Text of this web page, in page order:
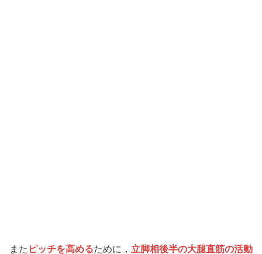
また ピッチを高めるために， 立脚相後半の大腿直筋の活動